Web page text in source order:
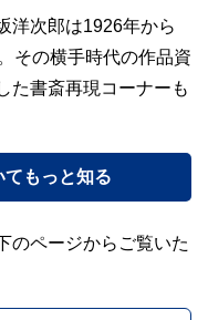
洋次郎は1926年から
その横手時代の作品資
た書斎再現コーナーも
もっと知る
のページからご覧いた